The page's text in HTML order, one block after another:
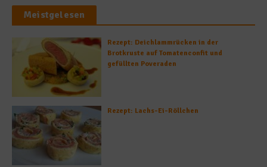
Meistgelesen
Rezept: Deichlammrücken in der
Brotkruste auf Tomatenconfit und
gefüllten Poveraden
Rezept: Lachs-Ei-Röllchen